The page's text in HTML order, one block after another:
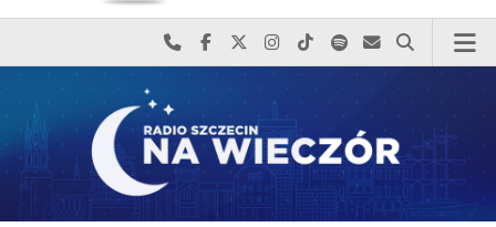
Najlepiej po prostu do nas zadzwoń
Odwiedź nas na Facebook-u
Odwiedź nas na X
Odwiedź nas na Instagram-ie
Odwiedź nas na TikTok-u
Szukaj nas na Spotify
Wyślij do nas
Szukaj